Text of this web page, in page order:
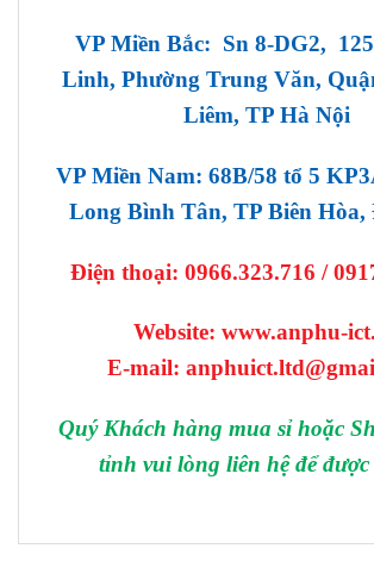
VP Miền Bắc: Sn 8-DG2,
Linh, Phường Trung Văn,
Liêm, TP Hà Nội
VP Miền Nam: 68B/58 tổ 5
Long Bình Tân, TP Biên Hòa,
Điện thoại: 0966.323.716 /
Website: www.anphu-
E-mail:
Quý Khách hàng mua sỉ hoặc
tỉnh vui lòng liên hệ để